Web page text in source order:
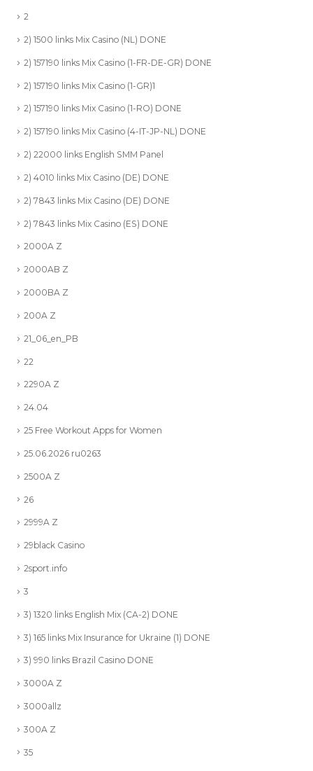
2
2) 1500 links Mix Casino (NL) DONE
2) 157190 links Mix Casino (1-FR-DE-GR) DONE
2) 157190 links Mix Casino (1-GR)1
2) 157190 links Mix Casino (1-RO) DONE
2) 157190 links Mix Casino (4-IT-JP-NL) DONE
2) 22000 links English SMM Panel
2) 4010 links Mix Casino (DE) DONE
2) 7843 links Mix Casino (DE) DONE
2) 7843 links Mix Casino (ES) DONE
2000A Z
2000AB Z
2000BA Z
200A Z
21_06_en_PB
22
2290A Z
24.04
25 Free Workout Apps for Women
25.06.2026 ru0263
2500A Z
26
2999A Z
29black Casino
2sport.info
3
3) 1320 links English Mix (CA-2) DONE
3) 165 links Mix Insurance for Ukraine (1) DONE
3) 990 links Brazil Casino DONE
3000A Z
3000allz
300A Z
35